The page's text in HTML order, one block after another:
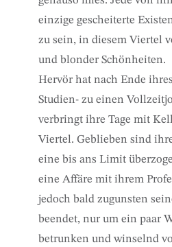
einzige gescheiterte
zu sein, in diesem Viertel
und blonder Schönheiten.
Hervör hat nach Ende
Studien- zu einen
verbringt ihre Tage mit
Viertel. Geblieben sind
eine bis ans Limit
eine Affäre mit ihrem
jedoch bald zugunsten
beendet, nur um ein paar
betrunken und winselnd